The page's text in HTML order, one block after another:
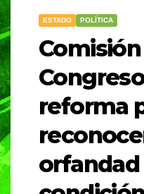
ESTADO POLÍTICA
reforma